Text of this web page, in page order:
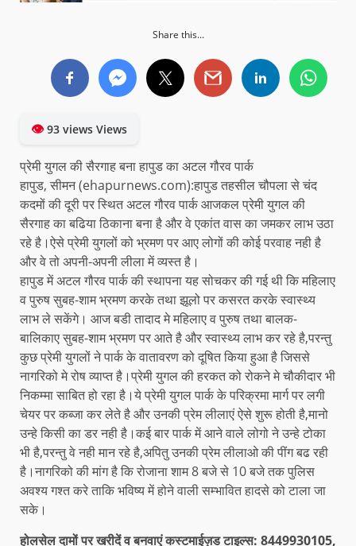
Share this...
👁93 views Views
प्रेमी युगल की सैरगाह बना हापुड का अटल गौरव पार्क
हापुड, सीमन (ehapurnews.com):हापुड तहसील चौपला से चंद
कदमों की दूरी पर स्थित अटल गौरव पार्क आजकल प्रेमी युगल की
सैरगाह का बढिया ठिकाना बना है और वे एकांत वास का जमकर लाभ उठा
रहे है।ऐसे प्रेमी युगलों को भ्रमण पर आए लोगों की कोई परवाह नही है
और वे तो अपनी-अपनी लीला में व्यस्त है।
हापुड में अटल गौरव पार्क की स्थापना यह सोचकर की गई थी कि महिलाए
व पुरुष सुबह-शाम भ्रमण करके तथा झूलो पर कसरत करके स्वास्थ्य
लाभ ले सकेंगे। आज बडी तादाद मे महिलाए व पुरुष तथा बालक-
बालिकाए सुबह-शाम भ्रमण पर आते है और स्वास्थ्य लाभ कर रहे है,परन्तु
कुछ प्रेमी युगलों ने पार्क के वातावरण को दूषित किया हुआ है जिससे
नागरिको मे रोष व्याप्त है।प्रेमी युगल की हरकत को रोकने मे चौकीदार भी
निकम्मा साबित हो रहा है।ये प्रेमी युगल पार्क के परिक्रमा मार्ग पर लगी
चेयर पर कब्जा कर लेते है और उनकी प्रेम लीलाएं ऐसे शुरू होती है,मानो
उन्हे किसी का डर नही है।कई बार पार्क में आने वाले लोगो ने उन्हे टोका
भी है,परन्तु वे नही मान रहे है,अपितु उनकी प्रेम लीलाओ की पींग बढ रही
है।नागरिको की मांग है कि रोजाना शाम 8 बजे से 10 बजे तक पुलिस
अवश्य गश्त करे ताकि भविष्य में होने वाली सम्भावित हादसे को टाला जा
सके।
होलसेल दामों पर खरीदें व बनवाएं कस्टमाईज़ड टाइल्स: 8449930105,